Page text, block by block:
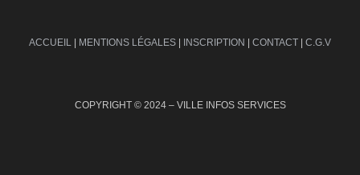
ACCUEIL | MENTIONS LÉGALES | INSCRIPTION | CONTACT | C.G.V
COPYRIGHT © 2024 – VILLE INFOS SERVICES